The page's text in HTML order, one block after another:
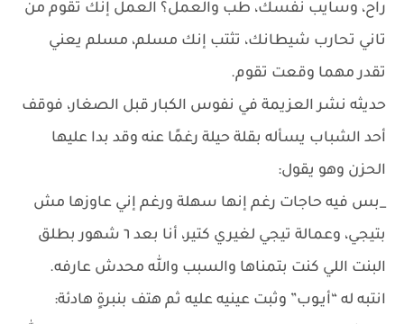
راح، وسايب نفسك، طب والعمل؟ العمل إنك تقوم من
تاني تحارب شيطانك، تثتب إنك مسلم، مسلم يعني
تقدر مهما وقعت تقوم.
حديثه نشر العزيمة في نفوس الكبار قبل الصغار، فوقف
أحد الشباب يسأله بقلة حيلة رغمًا عنه وقد بدا عليها
الحزن وهو يقول:
_بس فيه حاجات رغم إنها سهلة ورغم إني عاوزها مش
بتيجي، وعمالة تيجي لغيري كتير، أنا بعد ٦ شهور بطلق
البنت اللي كنت بتمناها والسبب والله محدش عارفه.
انتبه له “أيـوب” وثبت عينيه عليه ثم هتف بنبرةٍ هادئة: